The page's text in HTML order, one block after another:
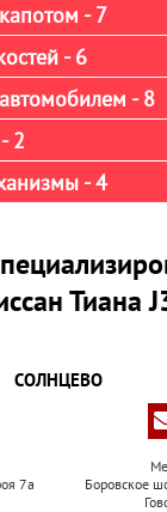
- 7
- 6
- 8
2
- 4
Тиана
СОЛНЦЕВО
7а
Боровское